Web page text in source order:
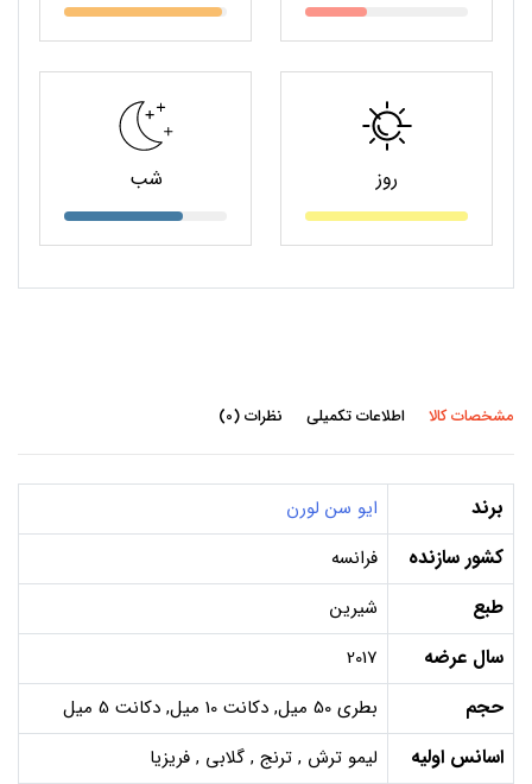
روز شب
مشخصات کالا اطلاعات تکمیلی نظرات (0)
برند ایو سن لورن
کشور سازنده فرانسه
طبع شیرین
سال عرضه 2017
حجم بطری 50 میل, دکانت 10 میل, دکانت 5 میل
اسانس اولیه لیمو ترش , ترنج , گلابی , فریزیا